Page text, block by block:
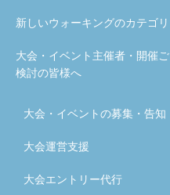
新しいウォーキングのカテゴリ
大会・イベント主催者・開催ご
検討の皆様へ
大会・イベントの募集・告知
大会運営支援
大会エントリー代行